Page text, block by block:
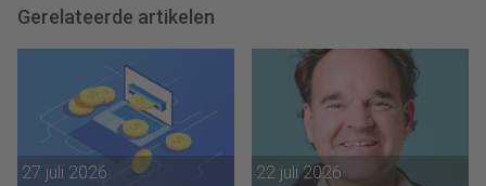
Gerelateerde artikelen
27 juli 2026 22 juli 2026